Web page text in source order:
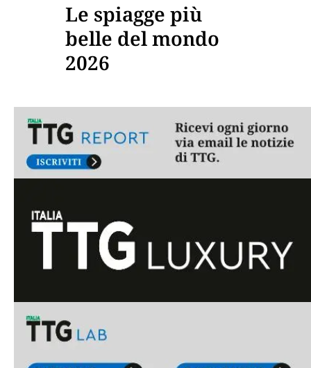
Le spiagge più
belle del mondo
2026